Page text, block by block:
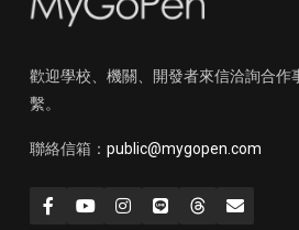
歡迎學校、機關、開發者來信洽詢合作
繫。
聯絡信箱： public@mygopen.com